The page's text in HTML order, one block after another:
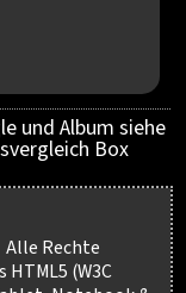
und Album siehe
Box
Alle Rechte
(W3C